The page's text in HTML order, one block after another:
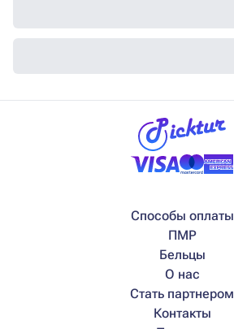
Способы оплаты
ПМР
Бельцы
О нас
Стать партнером
Контакты